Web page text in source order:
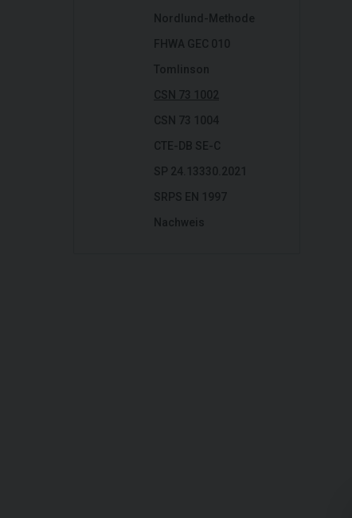
Nordlund-Methode
FHWA GEC 010
Tomlinson
CSN 73 1002
CSN 73 1004
CTE-DB SE-C
SP 24.13330.2021
SRPS EN 1997
Nachweis